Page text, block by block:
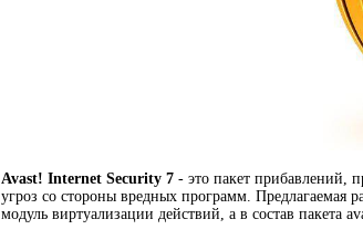
Avast! Internet Security 7 - это пакет прибавлений,
угроз со стороны вредных программ. Предлагаемая
модуль виртуализации действий, а в состав пакета